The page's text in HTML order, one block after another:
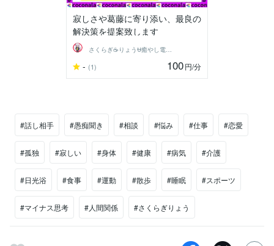
寂しさや葛藤に寄り添い、最良の
解決策を提案致します
さくらぎ☕りょう⛎癒やし電話相談サロン
- (1) 100円/分
#話し相手 #愚痴聞き #相談 #悩み #仕事 #恋愛
#孤独 #寂しい #身体 #健康 #病気 #介護
#日光浴 #食事 #運動 #散歩 #睡眠 #スポーツ
#マイナス思考 #人間関係 #さくらぎりょう